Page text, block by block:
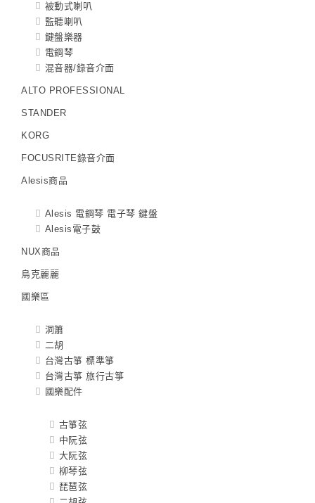
被動式喇叭
監聽喇叭
鍵盤樂器
電鋼琴
混音器/錄音介面
ALTO PROFESSIONAL
STANDER
KORG
FOCUSRITE錄音介面
Alesis商品
Alesis 電鋼琴 電子琴 鍵盤
Alesis電子鼓
NUX商品
烏克麗麗
國樂區
洞簫
二胡
台灣古箏 標準箏
台灣古箏 旅行古箏
國樂配件
古箏弦
中阮弦
大阮弦
柳琴弦
琵琶弦